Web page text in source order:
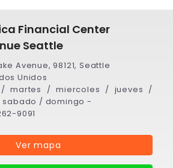
Financial Center
Seattle
Avenue, 98121, Seattle
Unidos
/ martes / miercoles / jueves /
sabado / domingo -
9091
Ver mapa